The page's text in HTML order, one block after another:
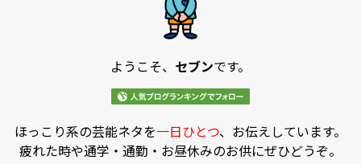
ようこそ、 セブンです。
ほっこり系の芸能ネタを一日ひとつ、お伝えしています。
疲れた時や通学・通勤・お昼休みのお供にぜひどうぞ。